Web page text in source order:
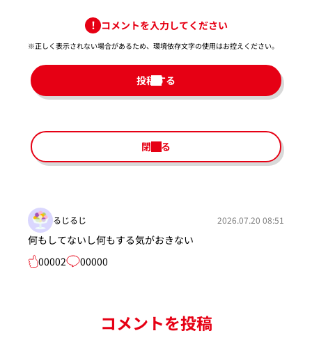
コメントを入力してください
※正しく表示されない場合があるため、環境依存文字の使用はお控えください。​
投稿する
閉じる
るじるじ 2026.07.20 08:51
何もしてないし何もする気がおきない
00002
00000
コメントを投稿